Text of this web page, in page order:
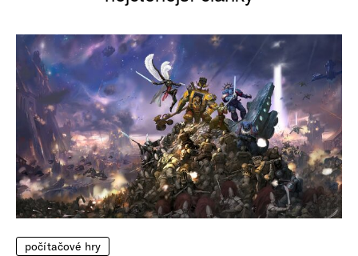
počítačové hry